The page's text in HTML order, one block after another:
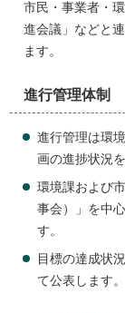
市民・事業者・
進会議」などと
ます。
進行管理体制
進行管理は環
画の進捗状況
環境課および
事会）」を中
す。
目標の達成状
て公表します。